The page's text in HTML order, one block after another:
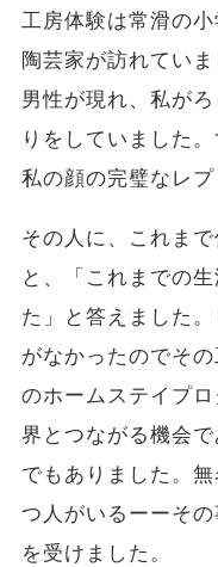
工房体験は常滑の
陶芸家が訪れてい
男性が現れ、私が
りをしていました
私の顔の完璧なレプ
その人に、これま
と、「これまでの
た」と答えました
がなかったのでそ
のホームステイプ
界とつながる機会
でもありました。
つ人がいるーーそ
を受けました。